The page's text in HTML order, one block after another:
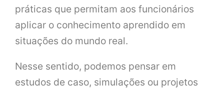
práticas que permitam aos funcionários
aplicar o conhecimento aprendido em
situações do mundo real.
Nesse sentido, podemos pensar em
estudos de caso, simulações ou projetos